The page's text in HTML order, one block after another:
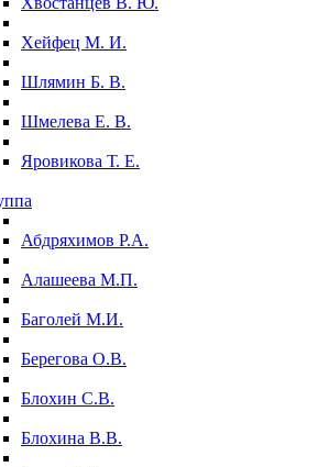
Хейфец М. И.
Шлямин Б. В.
Шмелева Е. В.
Яровикова Т. Е.
Абдряхимов Р.А.
Алашеева М.П.
Баголей М.И.
Берегова О.В.
Блохин С.В.
Блохина В.В.